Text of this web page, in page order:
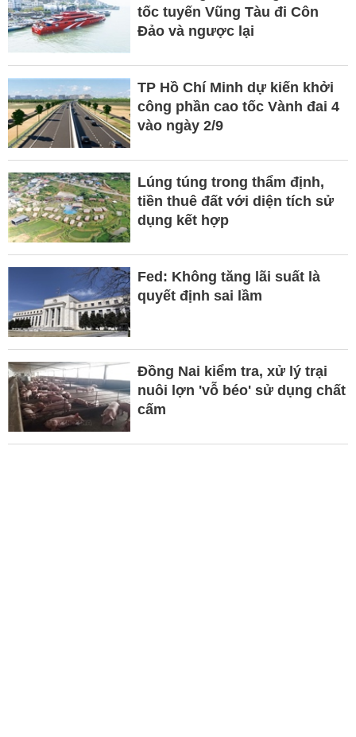
tốc tuyến Vũng Tàu đi Côn
Đảo và ngược lại
TP Hồ Chí Minh dự kiến khởi
công phần cao tốc Vành đai 4
vào ngày 2/9
Lúng túng trong thẩm định,
tiền thuê đất với diện tích sử
dụng kết hợp
Fed: Không tăng lãi suất là
quyết định sai lầm
Đồng Nai kiểm tra, xử lý trại
nuôi lợn 'vỗ béo' sử dụng chất
cấm